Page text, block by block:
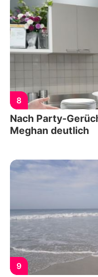
8
Nach Party-
Meghan deutlich
9